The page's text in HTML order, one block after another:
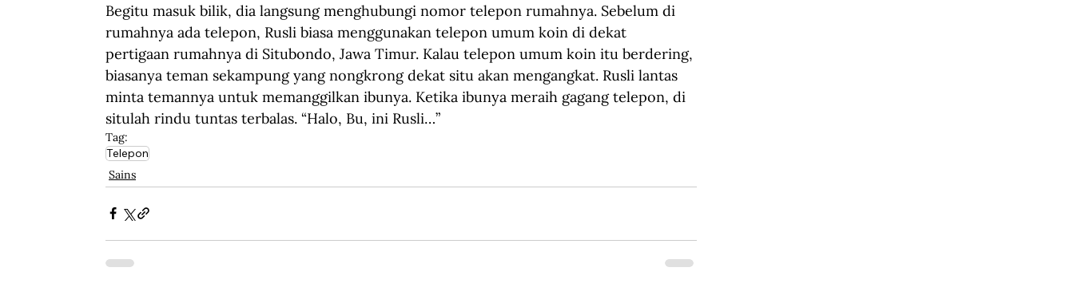
Begitu masuk bilik, dia langsung menghubungi nomor telepon rumahnya. Sebelum di
rumahnya ada telepon, Rusli biasa menggunakan telepon umum koin di dekat
pertigaan rumahnya di Situbondo, Jawa Timur. Kalau telepon umum koin itu berdering,
biasanya teman sekampung yang nongkrong dekat situ akan mengangkat. Rusli lantas
minta temannya untuk memanggilkan ibunya. Ketika ibunya meraih gagang telepon, di
situlah rindu tuntas terbalas. “Halo, Bu, ini Rusli…”
Tag:
Telepon
Sains